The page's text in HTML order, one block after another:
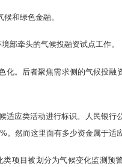
和绿色金融。
部牵头的气候投融资试点工作。
。后者聚焦需求侧的气候投融
应类活动进行标识。人民银行
然而这里面有多少资金属于适
项目被划分为气候变化监测预